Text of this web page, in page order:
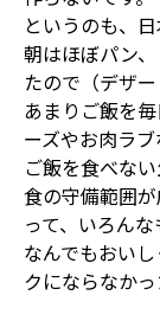
というのも、
朝はほぼパン
たので（デザ
あまりご飯を
ーズやお肉ラ
ご飯を食べな
食の守備範囲
って、いろん
なんでもおい
クにならなかっ